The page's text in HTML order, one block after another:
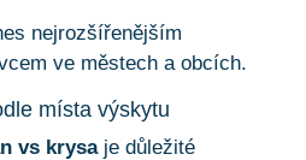
nejrozšířenějším
ve městech a obcích.
místa výskytu
vs krysaje důležité